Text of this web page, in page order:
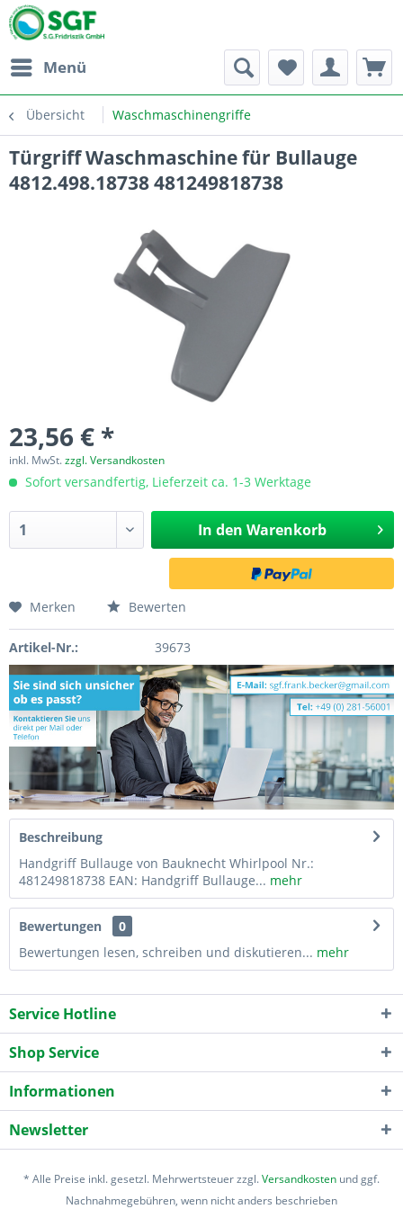
Menü
Übersicht Waschmaschinengriffe
Türgriff Waschmaschine für Bullauge
4812.498.18738 481249818738
23,56 € *
inkl. MwSt.zzgl. Versandkosten
Sofort versandfertig, Lieferzeit ca. 1-3 Werktage
In den Warenkorb
Merken Bewerten
Artikel-Nr.: 39673
Beschreibung
Handgriff Bullauge von Bauknecht Whirlpool Nr.:
481249818738 EAN: Handgriff Bullauge... mehr
Bewertungen
0
Bewertungen lesen, schreiben und diskutieren... mehr
Service Hotline
Shop Service
Informationen
Newsletter
* Alle Preise inkl. gesetzl. Mehrwertsteuer zzgl.Versandkosten und ggf.
Nachnahmegebühren, wenn nicht anders beschrieben